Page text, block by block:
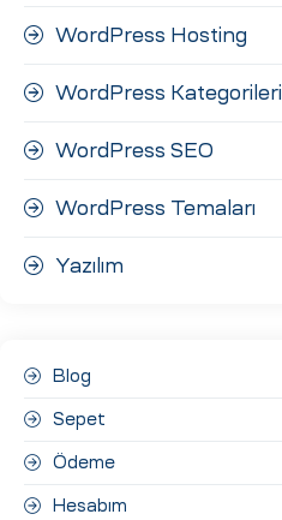
WordPress Hosting
WordPress Kategorileri
WordPress SEO
WordPress Temaları
Yazılım
Blog
Sepet
Ödeme
Hesabım